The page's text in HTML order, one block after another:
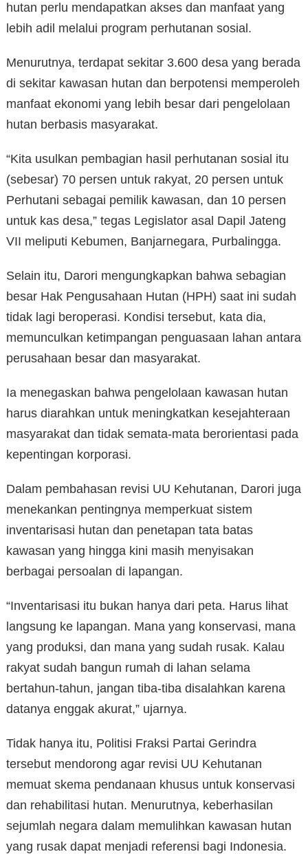
hutan perlu mendapatkan akses dan manfaat yang
lebih adil melalui program perhutanan sosial.
Menurutnya, terdapat sekitar 3.600 desa yang berada
di sekitar kawasan hutan dan berpotensi memperoleh
manfaat ekonomi yang lebih besar dari pengelolaan
hutan berbasis masyarakat.
“Kita usulkan pembagian hasil perhutanan sosial itu
(sebesar) 70 persen untuk rakyat, 20 persen untuk
Perhutani sebagai pemilik kawasan, dan 10 persen
untuk kas desa,” tegas Legislator asal Dapil Jateng
VII meliputi Kebumen, Banjarnegara, Purbalingga.
Selain itu, Darori mengungkapkan bahwa sebagian
besar Hak Pengusahaan Hutan (HPH) saat ini sudah
tidak lagi beroperasi. Kondisi tersebut, kata dia,
memunculkan ketimpangan penguasaan lahan antara
perusahaan besar dan masyarakat.
Ia menegaskan bahwa pengelolaan kawasan hutan
harus diarahkan untuk meningkatkan kesejahteraan
masyarakat dan tidak semata-mata berorientasi pada
kepentingan korporasi.
Dalam pembahasan revisi UU Kehutanan, Darori juga
menekankan pentingnya memperkuat sistem
inventarisasi hutan dan penetapan tata batas
kawasan yang hingga kini masih menyisakan
berbagai persoalan di lapangan.
“Inventarisasi itu bukan hanya dari peta. Harus lihat
langsung ke lapangan. Mana yang konservasi, mana
yang produksi, dan mana yang sudah rusak. Kalau
rakyat sudah bangun rumah di lahan selama
bertahun-tahun, jangan tiba-tiba disalahkan karena
datanya enggak akurat,” ujarnya.
Tidak hanya itu, Politisi Fraksi Partai Gerindra
tersebut mendorong agar revisi UU Kehutanan
memuat skema pendanaan khusus untuk konservasi
dan rehabilitasi hutan. Menurutnya, keberhasilan
sejumlah negara dalam memulihkan kawasan hutan
yang rusak dapat menjadi referensi bagi Indonesia.